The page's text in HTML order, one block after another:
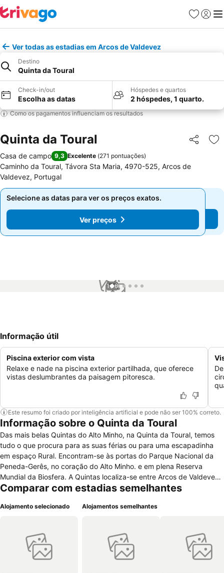
Favoritos
Iniciar
Ver todas as estadias em Arcos de Valdevez
Destino
Quinta da Toural
Check-in/out
Escolha as datas
Hóspedes e quartos
2 hóspedes, 1 quarto.
Como os pagamentos influenciam os resultados
Quinta da Toural Partilhar
Casa de campo 9,3 Excelente (271 pontuações)
Caminho da Toural, Távora Sta Maria, 4970-525, Arcos de
Valdevez, Portugal
Selecione as datas para ver os preços exatos.
Ver preços
Selecione as datas para ver os preços exatos.
Ver preços
1 / 6
Informação útil
Piscina exterior com vista
Relaxe e nade na piscina exterior partilhada, que oferece
vistas deslumbrantes da paisagem pitoresca.
Este resumo foi criado por inteligência artificial e pode não ser 100% correto.
Informação sobre o Quinta da Toural
Das mais belas Quintas do Alto Minho, na Quinta da Toural, temos
tudo o que procura para as suas férias ou para uma escapadinha
em espaço Rural. Encontram-se às portas do Parque Nacional da
Peneda-Gerês, no coração do Alto Minho. e em plena Reserva
Mundial da Biosfera. A Quintas localiza-se entre Arcos de Valdevez,
Ponte de Lima e Ponte da Barca, praticamente equidistantes destas
Comparar com estadias semelhantes
Alojamento selecionado Alojamentos semelhantes